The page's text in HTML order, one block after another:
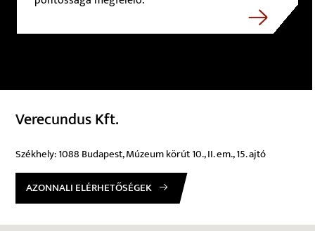
Verecundus Kft.
Székhely: 1088 Budapest, Múzeum körút 10., II. em., 15. ajtó
AZONNALI ELÉRHETŐSÉGEK